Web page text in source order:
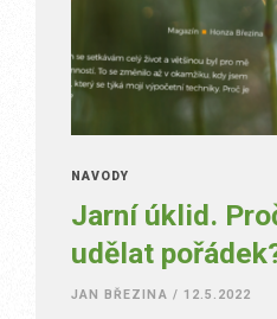
NÁVODY
Jarní úklid.
udělat
JAN BŘEZINA / 12.5.2022